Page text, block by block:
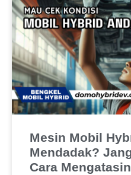
Mesin Mobil
Mendadak?
Cara